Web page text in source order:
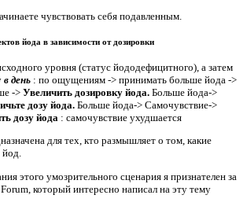
чувствовать себя подавленным.
йода в зависимости от дозировки
уровня (статус йододефицитного), а затем
в день : по ощущениям -> принимать больше йода ->
-> Увеличить дозировку йода. Больше йода->
дозу йода.Больше йода-> Самочувствие->
дозу йода : самочувствие ухудшается
для тех, кто размышляет о том, какие
йод.
этого умозрительного сценария я признателен за
который интересно написал на эту тему